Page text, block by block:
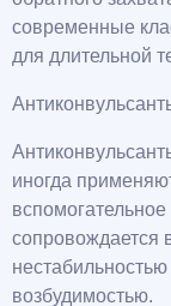
современные
для длительной
иногда
сопровождается
возбудимостью.